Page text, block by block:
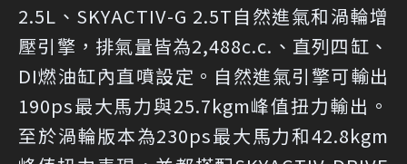
2.5L、SKYACTIV-G 2.5T自然進氣和渦輪增
壓引擎，排氣量皆為2,488c.c.、直列四缸、
DI燃油缸內直噴設定。自然進氣引擎可輸出
190ps最大馬力與25.7kgm峰值扭力輸出。
至於渦輪版本為230ps最大馬力和42.8kgm